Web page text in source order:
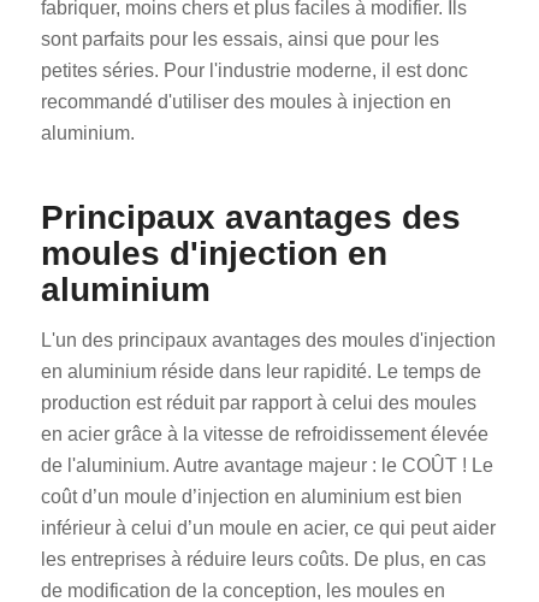
fabriquer, moins chers et plus faciles à modifier. Ils
sont parfaits pour les essais, ainsi que pour les
petites séries. Pour l'industrie moderne, il est donc
recommandé d'utiliser des moules à injection en
aluminium.
Principaux avantages des
moules d'injection en
aluminium
L'un des principaux avantages des moules d'injection
en aluminium réside dans leur rapidité. Le temps de
production est réduit par rapport à celui des moules
en acier grâce à la vitesse de refroidissement élevée
de l'aluminium. Autre avantage majeur : le COÛT ! Le
coût d’un moule d’injection en aluminium est bien
inférieur à celui d’un moule en acier, ce qui peut aider
les entreprises à réduire leurs coûts. De plus, en cas
de modification de la conception, les moules en